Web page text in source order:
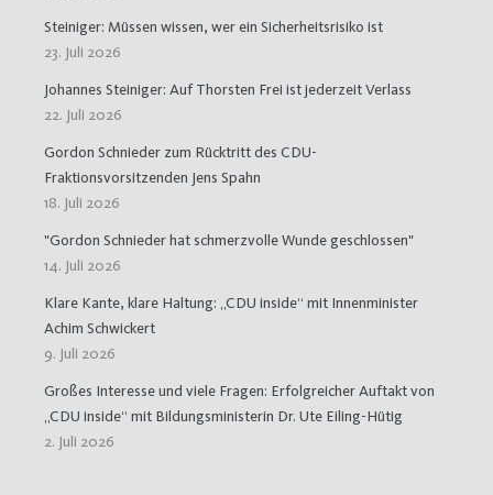
Steiniger: Müssen wissen, wer ein Sicherheitsrisiko ist
23. Juli 2026
Johannes Steiniger: Auf Thorsten Frei ist jederzeit Verlass
22. Juli 2026
Gordon Schnieder zum Rücktritt des CDU-
Fraktionsvorsitzenden Jens Spahn
18. Juli 2026
"Gordon Schnieder hat schmerzvolle Wunde geschlossen"
14. Juli 2026
Klare Kante, klare Haltung: „CDU inside“ mit Innenminister
Achim Schwickert
9. Juli 2026
Großes Interesse und viele Fragen: Erfolgreicher Auftakt von
„CDU inside“ mit Bildungsministerin Dr. Ute Eiling-Hütig
2. Juli 2026